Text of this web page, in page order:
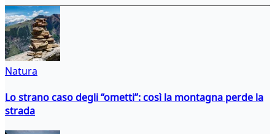
Natura
Lo strano caso degli “ometti”: così la montagna perde la
strada